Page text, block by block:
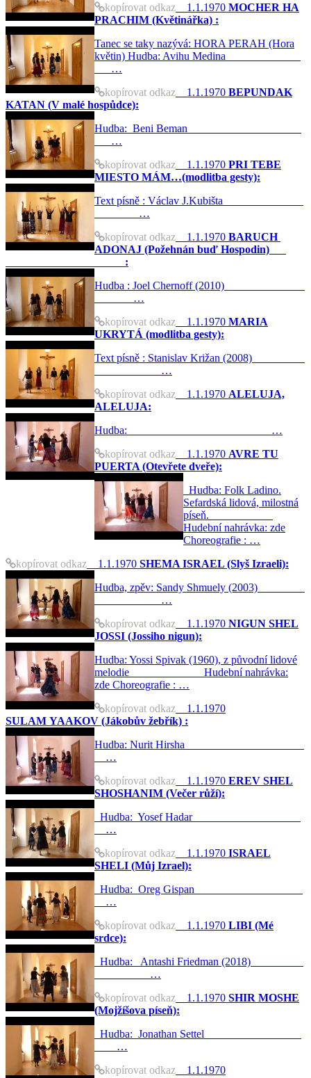
kopírovat odkaz 1.1.1970 MOCHER HA
PRACHIM (Květinářka) :
Tanec se taky nazývá: HORA PERAH (Hora
květin) Hudba: Avihu Medina
…
kopírovat odkaz 1.1.1970 BEPUNDAK
KATAN (V malé hospůdce):
Hudba: Beni Beman
…
kopírovat odkaz 1.1.1970 PRI TEBE
MIESTO MÁM…(modlitba gesty):
Text písně : Václav J.Kubišta
…
kopírovat odkaz 1.1.1970 BARUCH
ADONAJ (Požehnán buď Hospodin)
:
Hudba : Joel Chernoff (2010)
…
kopírovat odkaz 1.1.1970 MARIA
UKRYTÁ (modlitba gesty):
Text písně : Stanislav Križan (2008)
…
kopírovat odkaz 1.1.1970 ALELUJA,
ALELUJA:
Hudba: …
kopírovat odkaz 1.1.1970 AVRE TU
PUERTA (Otevřete dveře):
Hudba: Folk Ladino.
Sefardská lidová, milostná
píseň.
Hudební nahrávka: zde
Choreografie : …
kopírovat odkaz 1.1.1970 SHEMA ISRAEL (Slyš Izraeli):
Hudba, zpěv: Sandy Shmuely (2003)
…
kopírovat odkaz 1.1.1970 NIGUN SHEL
JOSSI (Jossiho nigun):
Hudba: Yossi Spivak (1960), z původní lidové
melodie Hudební nahrávka:
zde Choreografie : …
kopírovat odkaz 1.1.1970
SULAM YAAKOV (Jákobův žebřík) :
Hudba: Nurit Hirsha
…
kopírovat odkaz 1.1.1970 EREV SHEL
SHOSHANIM (Večer růží):
Hudba: Yosef Hadar
…
kopírovat odkaz 1.1.1970 ISRAEL
SHELI (Můj Izrael):
Hudba: Oreg Gispan
…
kopírovat odkaz 1.1.1970 LIBI (Mé
srdce):
Hudba: Antashi Friedman (2018)
…
kopírovat odkaz 1.1.1970 SHIR MOSHE
(Mojžíšova píseň):
Hudba: Jonathan Settel
…
kopírovat odkaz 1.1.1970